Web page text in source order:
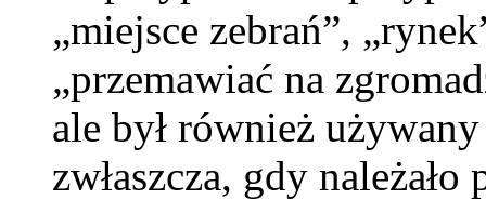
„miejsce zebrań”,
„przemawiać na
ale był również
zwłaszcza, gdy